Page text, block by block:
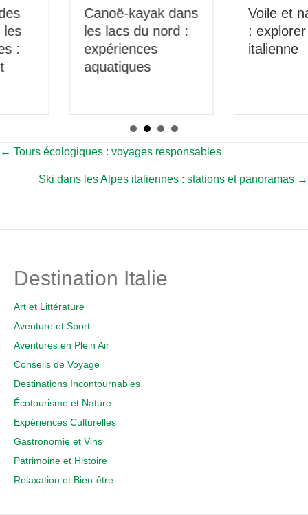
Canoë-kayak dans
les lacs du nord :
expériences
Voile et navigation
: explorer la côte
Posts
navigation
← Tours écologiques : voyages responsables
Ski dans les Alpes italiennes : stations et panoramas →
Destination Italie
Art et Littérature
Aventure et Sport
Aventures en Plein Air
Conseils de Voyage
Destinations Incontournables
Écotourisme et Nature
Expériences Culturelles
Gastronomie et Vins
Patrimoine et Histoire
Relaxation et Bien-être